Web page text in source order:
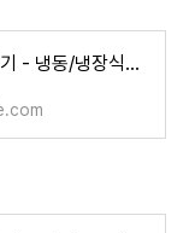
우체국 제주도 택배 보내기 - 냉동/냉장식품 포장 방법